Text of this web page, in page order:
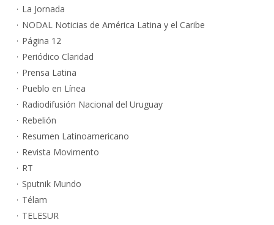
La Jornada
NODAL Noticias de América Latina y el Caribe
Página 12
Periódico Claridad
Prensa Latina
Pueblo en Línea
Radiodifusión Nacional del Uruguay
Rebelión
Resumen Latinoamericano
Revista Movimento
RT
Sputnik Mundo
Télam
TELESUR